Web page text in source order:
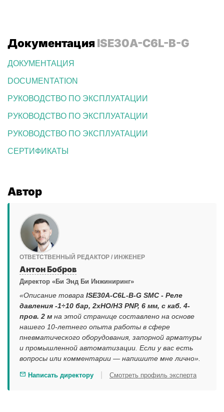
Документация ISE30A-C6L-B-G
ДОКУМЕНТАЦИЯ
DOCUMENTATION
РУКОВОДСТВО ПО ЭКСПЛУАТАЦИИ
РУКОВОДСТВО ПО ЭКСПЛУАТАЦИИ
РУКОВОДСТВО ПО ЭКСПЛУАТАЦИИ
СЕРТИФИКАТЫ
Автор
ОТВЕТСТВЕННЫЙ РЕДАКТОР / ИНЖЕНЕР
Антон Бобров
Директор «Би Энд Би Инжиниринг»
«Описание товара ISE30A-C6L-B-G SMC - Реле
давления -1÷10 бар, 2xНО/НЗ PNP, 6 мм, с каб. 4-
пров. 2 м на этой странице составлено на основе
нашего 10-летнего опыта работы в сфере
пневматического оборудования, запорной арматуры
и промышленной автоматизации. Если у вас есть
вопросы или комментарии — напишите мне лично».
Написать директору Смотреть профиль эксперта